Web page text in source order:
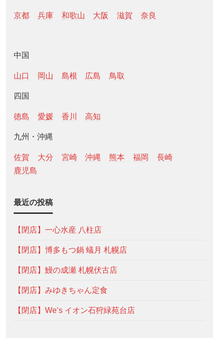
京都 兵庫 和歌山 大阪 滋賀 奈良
中国
山口 岡山 島根 広島 鳥取
四国
徳島 愛媛 香川 高知
九州・沖縄
佐賀 大分 宮崎 沖縄 熊本 福岡
長崎
鹿児島
最近の投稿
【閉店】一心水産 八柱店
【閉店】博多もつ鍋 蟻月 札幌店
【閉店】鰻の成瀬 札幌伏古店
【閉店】みゆきちゃん定食
【閉店】We’s イオン石狩緑苑台店